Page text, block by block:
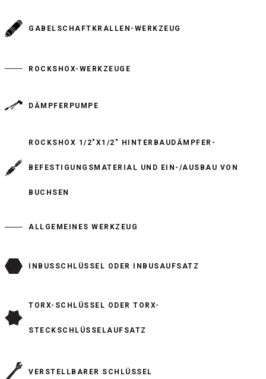
GABELSCHAFTKRALLEN-WERKZEUG
ROCKSHOX-WERKZEUGE
DÄMPFERPUMPE
ROCKSHOX 1/2"X1/2" HINTERBAUDÄMPFER-
BEFESTIGUNGSMATERIAL UND EIN-/AUSBAU VON
BUCHSEN
ALLGEMEINES WERKZEUG
INBUSSCHLÜSSEL ODER INBUSAUFSATZ
TORX-SCHLÜSSEL ODER TORX-
STECKSCHLÜSSELAUFSATZ
VERSTELLBARER SCHLÜSSEL